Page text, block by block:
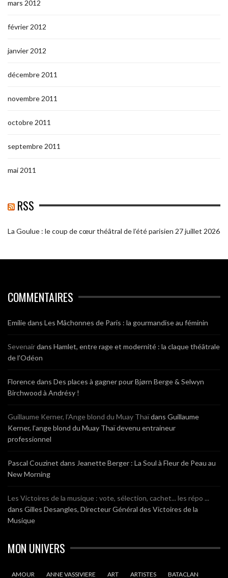
mars 2012
février 2012
janvier 2012
décembre 2011
novembre 2011
octobre 2011
septembre 2011
mai 2011
RSS
La Goulue : le coup de cœur théâtral de l’été parisien 27 juillet 2026
COMMENTAIRES
Emiliedans Les Mâchonnes de Paris : la gourmandise au féminin
Sevenairdans Hamlet, entre rage et modernité : la claque théâtrale
de l’Odéon
Florencedans Des places à gagner pour Bjørn Berge & Selwyn
Birchwood à Andrésy !
Guillaume Kerner, l’Ange blond du Muay Thaïdans Guillaume
Kerner, l’ange blond du Muay Thaï devenu entraineur
professionnel
Pascal Couzinet dans Jeanette Berger : La Soul à Fleur de Peau au
New Morning
Les Victoires de la musique : vote, sélection, cachet... les répo ...
dans Gilles Desangles, Directeur Général des Victoires de la
Musique
MON UNIVERS
AMOUR ANNE VASSIVIERE ART ARTISTES BATACLAN